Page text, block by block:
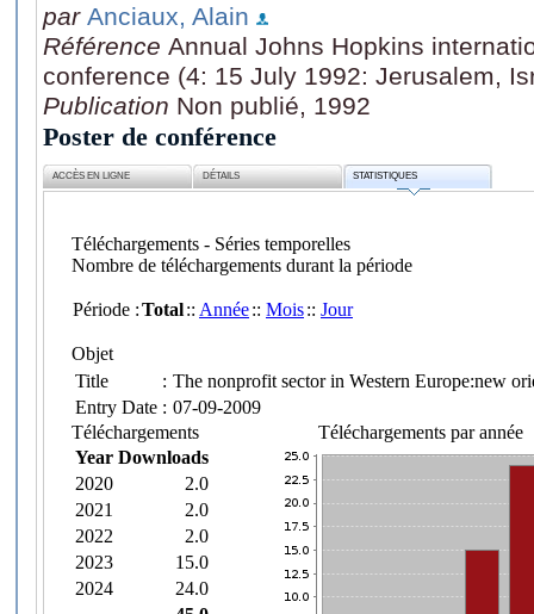
par Anciaux, Alain
Référence Annual Johns Hopkins
conference (4: 15 July 1992: Jerusalem,
Publication Non publié, 1992
Poster de conférence
ACCÈS EN LIGNE DÉTAILS STATISTIQUES